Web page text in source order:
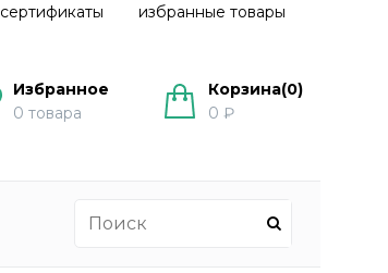
сертификаты избранные товары
Избранное
0 товара
Корзина(0)
0 ₽